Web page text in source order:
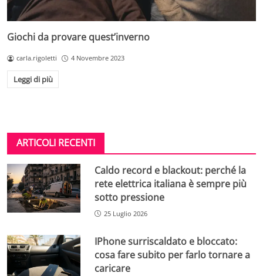
Giochi da provare quest’inverno
carla.rigoletti 4 Novembre 2023
Leggi di più
ARTICOLI RECENTI
Caldo record e blackout: perché la
rete elettrica italiana è sempre più
sotto pressione
25 Luglio 2026
IPhone surriscaldato e bloccato:
cosa fare subito per farlo tornare a
caricare